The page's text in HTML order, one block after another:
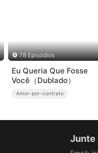
78 Episódios
Eu Queria Que Fosse
Você（Dublado）
Amor-por-contrato
Junte